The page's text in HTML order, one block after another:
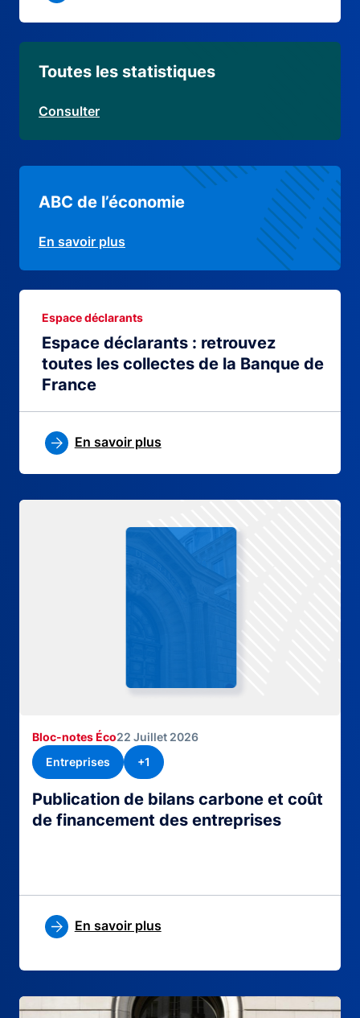
Toutes les statistiques
Consulter
Publication de bilans carbone et coût
de financement des entreprises
Bloc-notes Éco22 Juillet 2026
Entreprises
+1
En savoir plus
ABC de l’économie
En savoir plus
Espace déclarants : retrouvez
toutes les collectes de la Banque de
France
Espace déclarants
En savoir plus